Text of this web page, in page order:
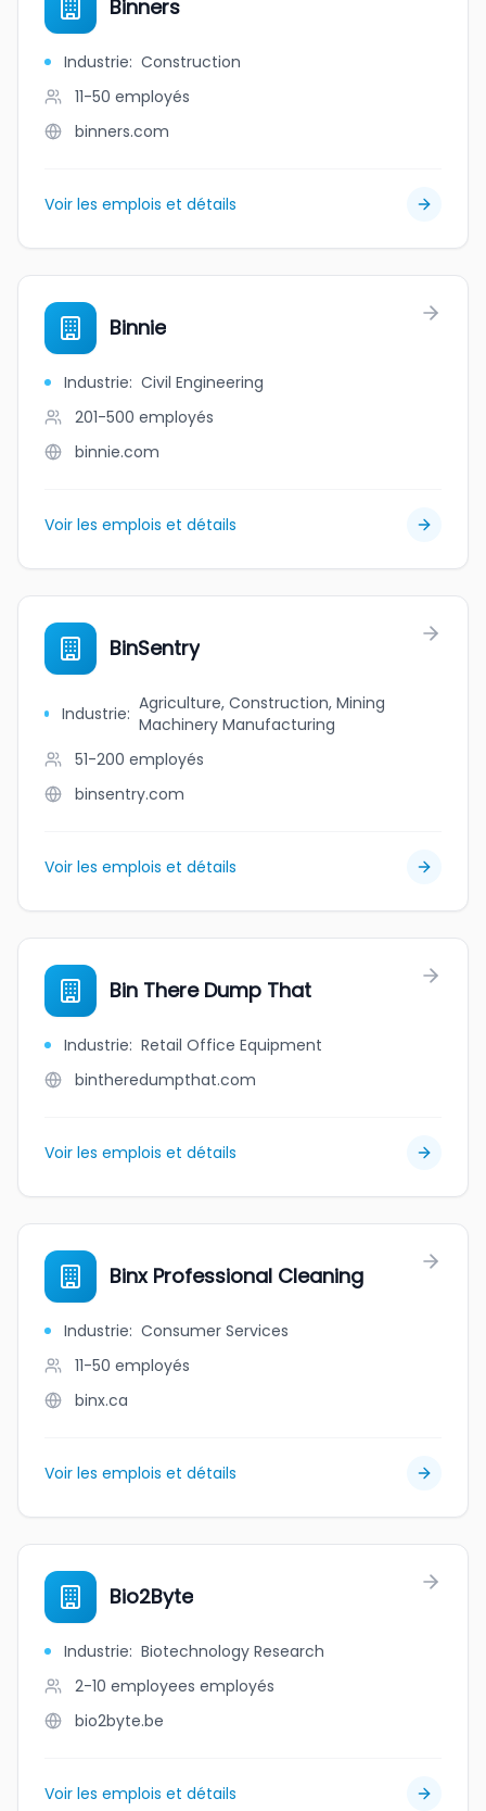
Binners
Industrie: Construction
11-50 employés
binners.com
Voir les emplois et détails
Binnie
Industrie: Civil Engineering
201-500 employés
binnie.com
Voir les emplois et détails
BinSentry
Industrie: Agriculture, Construction, Mining
Machinery Manufacturing
51-200 employés
binsentry.com
Voir les emplois et détails
Bin There Dump That
Industrie: Retail Office Equipment
bintheredumpthat.com
Voir les emplois et détails
Binx Professional Cleaning
Industrie: Consumer Services
11-50 employés
binx.ca
Voir les emplois et détails
Bio2Byte
Industrie: Biotechnology Research
2-10 employees employés
bio2byte.be
Voir les emplois et détails